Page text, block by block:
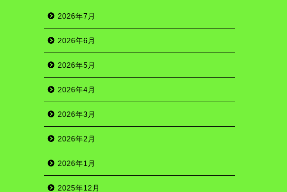
2026年7月
2026年6月
2026年5月
2026年4月
2026年3月
2026年2月
2026年1月
2025年12月